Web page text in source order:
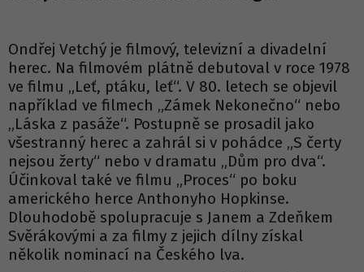
Ondřej Vetchý je filmový, televizní a divadelní
herec. Na filmovém plátně debutoval v roce 1978
ve filmu „Leť, ptáku, leť“. V 80. letech se objevil
například ve filmech „Zámek Nekonečno“ nebo
„Láska z pasáže“. Postupně se prosadil jako
všestranný herec a zahrál si v pohádce „S čerty
nejsou žerty“ nebo v dramatu „Dům pro dva“.
Účinkoval také ve filmu „Proces“ po boku
amerického herce Anthonyho Hopkinse.
Dlouhodobě spolupracuje s Janem a Zdeňkem
Svěrákovými a za filmy z jejich dílny získal
několik nominací na Českého lva.